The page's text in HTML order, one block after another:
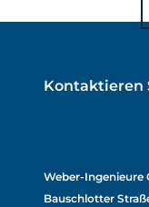
Kontaktieren
Weber-Ingenieure
Bauschlotter